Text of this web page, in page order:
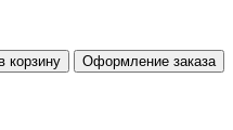
корзину Оформление заказа